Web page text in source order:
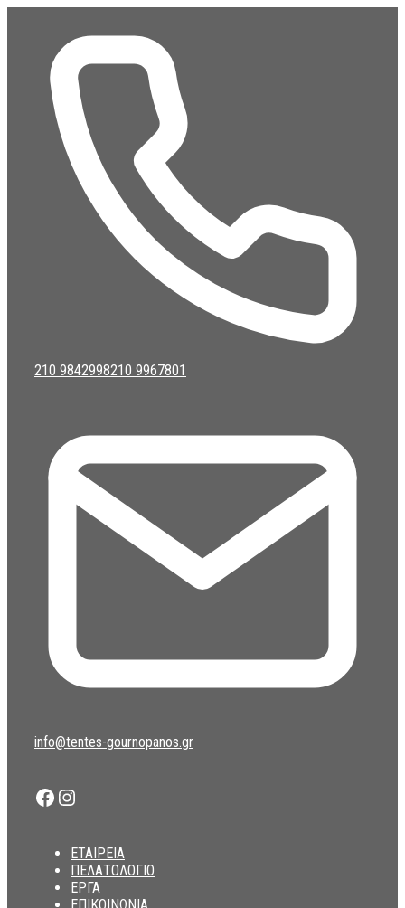
περιεχόμενο
210 9842998210 9967801
info@tentes-gournopanos.gr
Facebook
Instagram
ΕΤΑΙΡΕΙΑ
ΠΕΛΑΤΟΛΟΓΙΟ
ΕΡΓΑ